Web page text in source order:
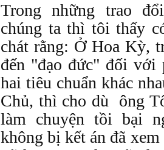
Trong những trao
chúng ta thì tôi thấy
chát rằng: Ở Hoa Kỳ,
đến "đạo đức" đối
hai tiêu chuẩn khác
Chủ, thì cho dù ông
làm chuyện tồi bại
không bị kết án đã